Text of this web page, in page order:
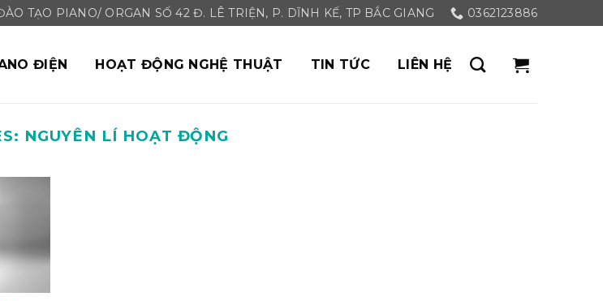
TẠO PIANO/ ORGAN SỐ 42 Đ. LÊ TRIỆN, P. DĨNH KẾ, TP BẮC GIANG 0362123886
ĐIỆN HOẠT ĐỘNG NGHỆ THUẬT TIN TỨC LIÊN HỆ
NGUYÊN LÍ HOẠT ĐỘNG